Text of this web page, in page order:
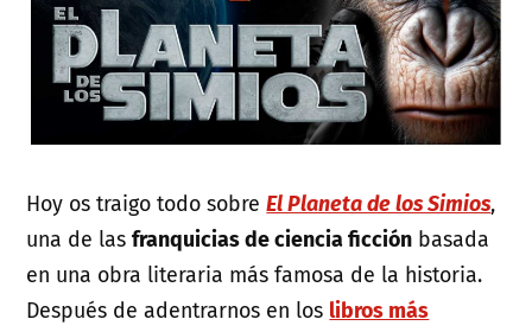
Hoy os traigo todo sobreEl Planeta de los Simios,
una de lasfranquicias de ciencia ficción basada
en una obra literaria más famosa de la historia.
Después de adentrarnos en los libros más